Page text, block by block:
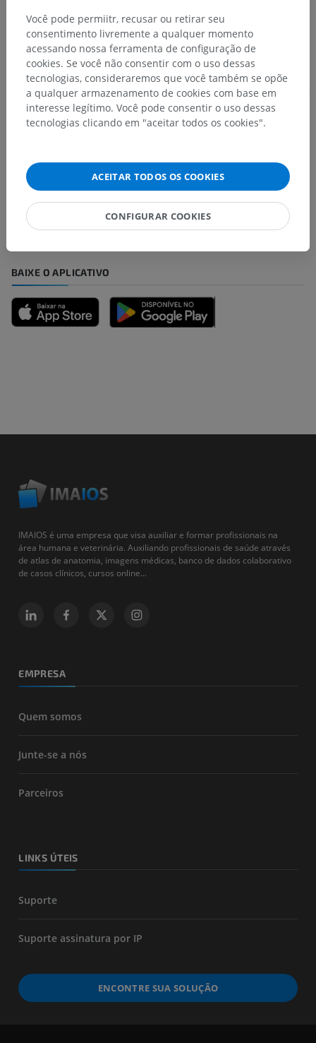
Histologia veterinária
Traduções
Não hesite em nos sugerir uma correção, tradução ou
melhora de conteúdo.
Relatar um problema
BAIXE O APLICATIVO
IMAIOS é uma empresa que visa auxiliar e formar profissionais na
área humana e veterinária. Auxiliando profissionais de saúde através
de atlas de anatomia, imagens médicas, banco de dados colaborativo
de casos clínicos, cursos online...
EMPRESA
Quem somos
Junte-se a nós
Parceiros
LINKS ÚTEIS
Suporte
Suporte assinatura por IP
ENCONTRE SUA SOLUÇÃO
Você pode permiitr, recusar ou retirar seu
consentimento livremente a qualquer momento
acessando nossa ferramenta de configuração de
cookies. Se você não consentir com o uso dessas
tecnologias, consideraremos que você também se opõe
a qualquer armazenamento de cookies com base em
interesse legítimo. Você pode consentir o uso dessas
tecnologias clicando em "aceitar todos os cookies".
ACEITAR TODOS OS COOKIES
CONFIGURAR COOKIES